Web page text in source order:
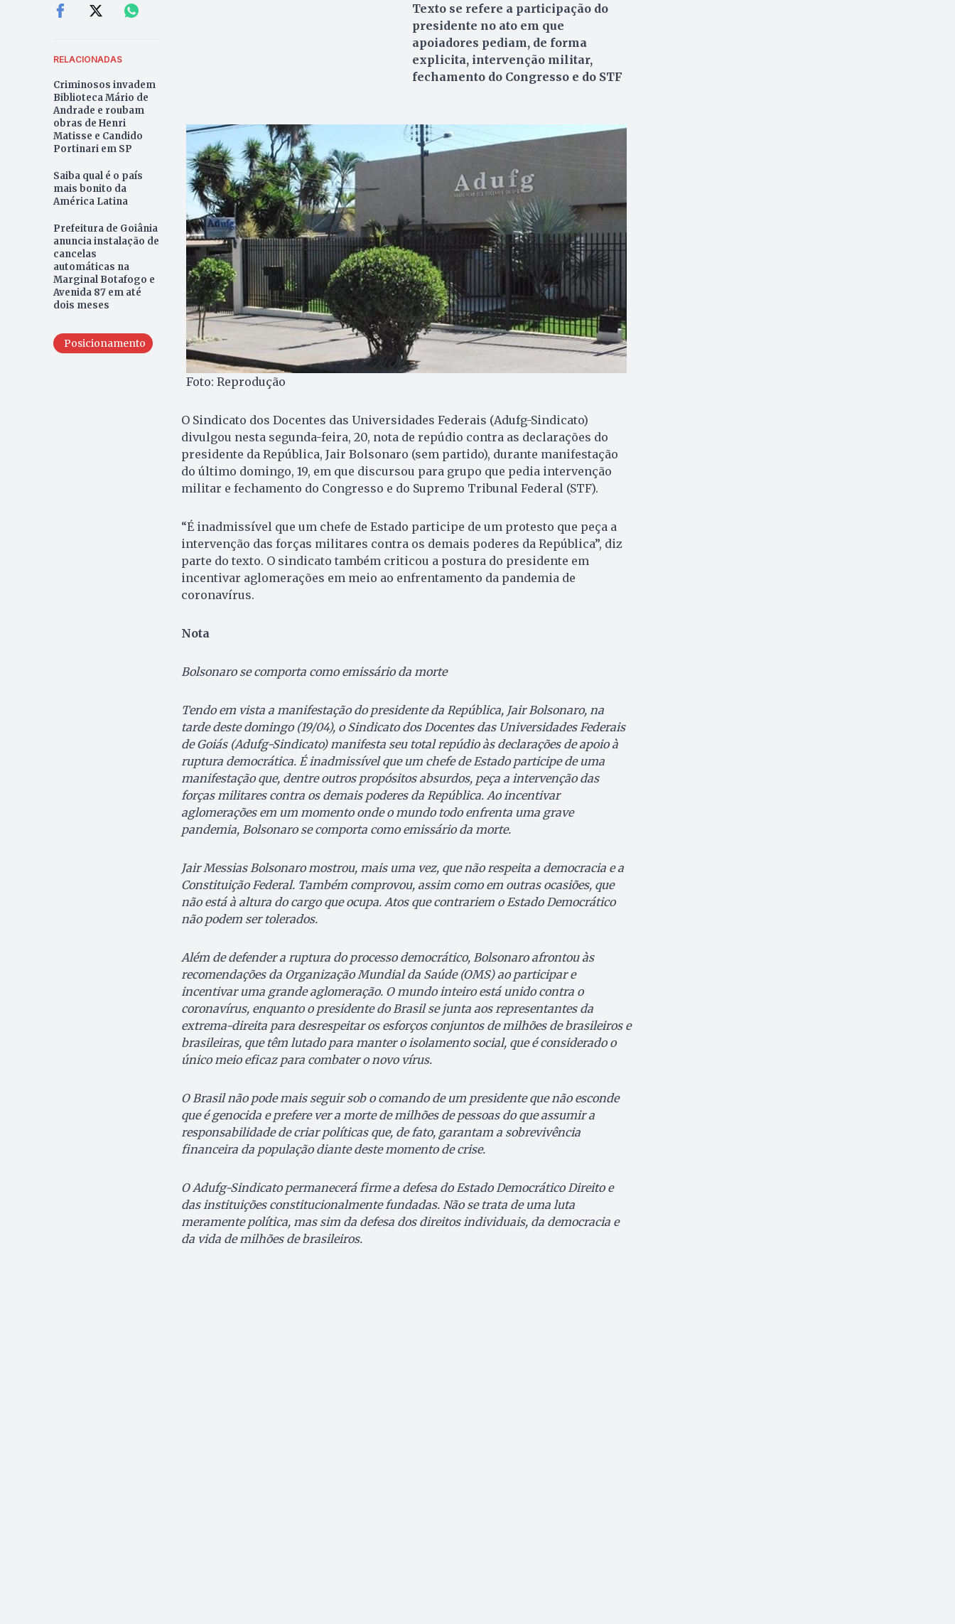
RELACIONADAS
Criminosos invadem
Biblioteca Mário de
Andrade e roubam
obras de Henri
Matisse e Candido
Portinari em SP
Saiba qual é o país
mais bonito da
América Latina
Prefeitura de Goiânia
anuncia instalação de
cancelas
automáticas na
Marginal Botafogo e
Avenida 87 em até
dois meses
Posicionamento
Texto se refere a participação do
presidente no ato em que
apoiadores pediam, de forma
explicita, intervenção militar,
fechamento do Congresso e do STF
Foto: Reprodução
O Sindicato dos Docentes das Universidades Federais (Adufg-Sindicato)
divulgou nesta segunda-feira, 20, nota de repúdio contra as declarações do
presidente da República, Jair Bolsonaro (sem partido), durante manifestação
do último domingo, 19, em que discursou para grupo que pedia intervenção
militar e fechamento do Congresso e do Supremo Tribunal Federal (STF).
“É inadmissível que um chefe de Estado participe de um protesto que peça a
intervenção das forças militares contra os demais poderes da República”, diz
parte do texto. O sindicato também criticou a postura do presidente em
incentivar aglomerações em meio ao enfrentamento da pandemia de
coronavírus.
Nota
Bolsonaro se comporta como emissário da morte
Tendo em vista a manifestação do presidente da República, Jair Bolsonaro, na
tarde deste domingo (19/04), o Sindicato dos Docentes das Universidades Federais
de Goiás (Adufg-Sindicato) manifesta seu total repúdio às declarações de apoio à
ruptura democrática. É inadmissível que um chefe de Estado participe de uma
manifestação que, dentre outros propósitos absurdos, peça a intervenção das
forças militares contra os demais poderes da República. Ao incentivar
aglomerações em um momento onde o mundo todo enfrenta uma grave
pandemia, Bolsonaro se comporta como emissário da morte.
Jair Messias Bolsonaro mostrou, mais uma vez, que não respeita a democracia e a
Constituição Federal. Também comprovou, assim como em outras ocasiões, que
não está à altura do cargo que ocupa. Atos que contrariem o Estado Democrático
não podem ser tolerados.
Além de defender a ruptura do processo democrático, Bolsonaro afrontou às
recomendações da Organização Mundial da Saúde (OMS) ao participar e
incentivar uma grande aglomeração. O mundo inteiro está unido contra o
coronavírus, enquanto o presidente do Brasil se junta aos representantes da
extrema-direita para desrespeitar os esforços conjuntos de milhões de brasileiros e
brasileiras, que têm lutado para manter o isolamento social, que é considerado o
único meio eficaz para combater o novo vírus.
O Brasil não pode mais seguir sob o comando de um presidente que não esconde
que é genocida e prefere ver a morte de milhões de pessoas do que assumir a
responsabilidade de criar políticas que, de fato, garantam a sobrevivência
financeira da população diante deste momento de crise.
O Adufg-Sindicato permanecerá firme a defesa do Estado Democrático Direito e
das instituições constitucionalmente fundadas. Não se trata de uma luta
meramente política, mas sim da defesa dos direitos individuais, da democracia e
da vida de milhões de brasileiros.